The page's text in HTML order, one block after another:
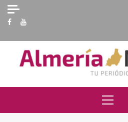
Skip
content
Facebook
Youtube
Menu